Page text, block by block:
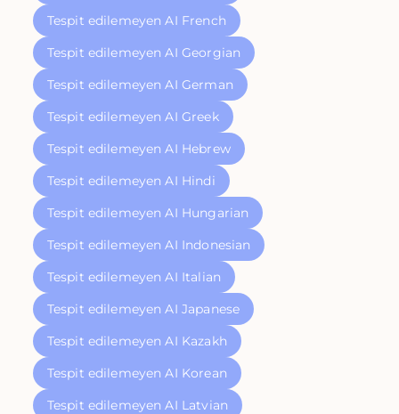
Tespit edilemeyen AI French
Tespit edilemeyen AI Georgian
Tespit edilemeyen AI German
Tespit edilemeyen AI Greek
Tespit edilemeyen AI Hebrew
Tespit edilemeyen AI Hindi
Tespit edilemeyen AI Hungarian
Tespit edilemeyen AI Indonesian
Tespit edilemeyen AI Italian
Tespit edilemeyen AI Japanese
Tespit edilemeyen AI Kazakh
Tespit edilemeyen AI Korean
Tespit edilemeyen AI Latvian